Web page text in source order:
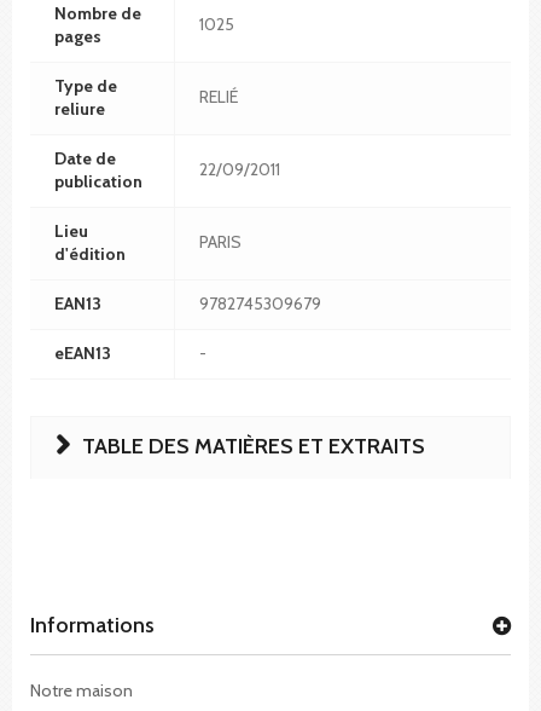
Nombre de
pages
1025
Type de
reliure
RELIÉ
Date de
publication
22/09/2011
Lieu
d'édition
PARIS
EAN13 9782745309679
eEAN13 -
TABLE DES MATIÈRES ET EXTRAITS
Informations
Notre maison